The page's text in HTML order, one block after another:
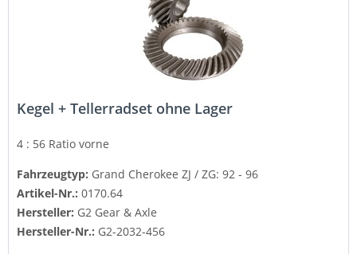
Kegel + Tellerradset ohne Lager
4 : 56 Ratiovorne
Fahrzeugtyp: Grand Cherokee ZJ / ZG: 92 - 96
Artikel-Nr.:0170.64
Hersteller: G2 Gear & Axle
Hersteller-Nr.: G2-2032-456